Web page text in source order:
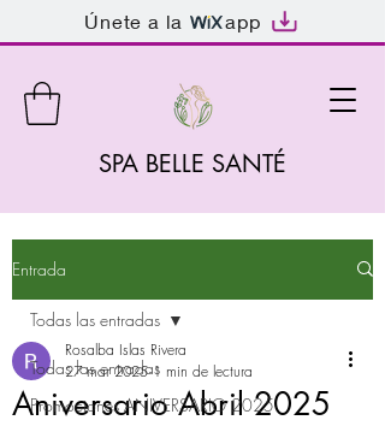
Únete a la app
SPA BELLE SANTÉ
Entrada
Todas las entradas
Promociones ANIVERSARIO 2025
Todas las entradas
Aniversario Abril 2025
Rosalba Islas Rivera
27 mar 2025 1 min de lectura